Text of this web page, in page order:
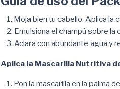
Moja bien tu cabello. Aplica la
Emulsiona el champú sobre
Aclara con abundante agua y
Aplica la Mascarilla Nutritiva
Pon la mascarilla en la palma